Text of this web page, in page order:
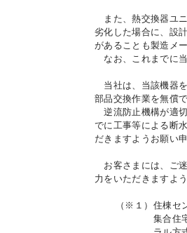
プレスリリース
また、熱交換器ユ
劣化した場合に、設
があることも製造メ
なお、これまでに
当社は、当該機器
部品交換作業を無償
逆流防止機構が適
でに工事等による断
だきますようお願い
お客さまには、ご
力をいただきますよ
（※１） 住棟セ
集合住